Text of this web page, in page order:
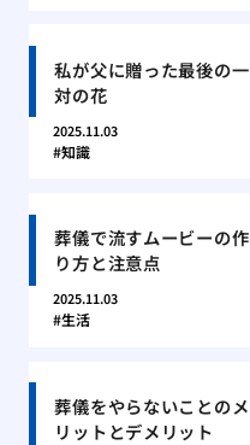
私が父に贈った最後の一
対の花
2025.11.03
知識
葬儀で流すムービーの作
り方と注意点
2025.11.03
生活
葬儀をやらないことのメ
リットとデメリット